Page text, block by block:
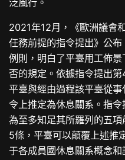
2021年12月，《歐洲議會
任務前提的指令提出》公
例則，明白了平臺用工佈
否的規定。依據指令提出
平臺與經由過程該平臺從
令上推定為休息關系。指
為至多知足其所羅列的五
5條，平臺可以顛覆上述推
于各成員國休息關系概念